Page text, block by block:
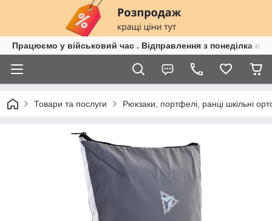
Працюємо у військовий час . Відправлення з понеділка по
Товари та послуги Рюкзаки, портфелі, ранці шкільні